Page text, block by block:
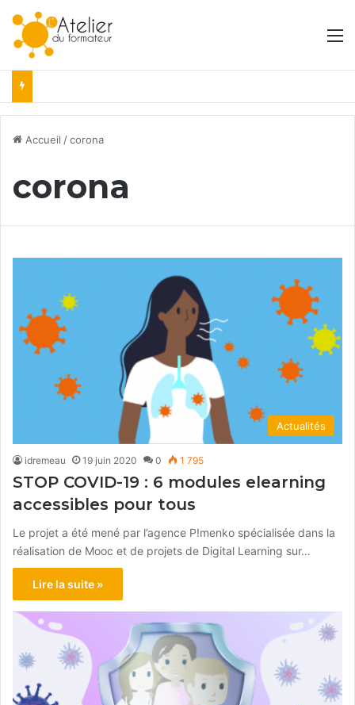
Accueil /corona
corona
Actualités
idremeau 19 juin 2020 0 1 795
STOP COVID-19 : 6 modules elearning
accessibles pour tous
Le projet a été mené par l’agence P!menko spécialisée dans la
réalisation de Mooc et de projets de Digital Learning sur…
Lire la suite »